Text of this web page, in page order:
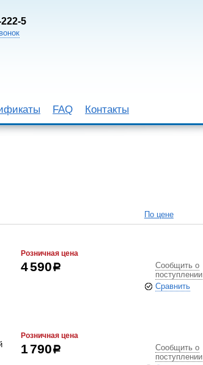
5
FAQ Контакты
По цене
Розничная цена
4 590р
Сообщить о
поступлении
Сравнить
Розничная цена
1 790р
Сообщить о
поступлении